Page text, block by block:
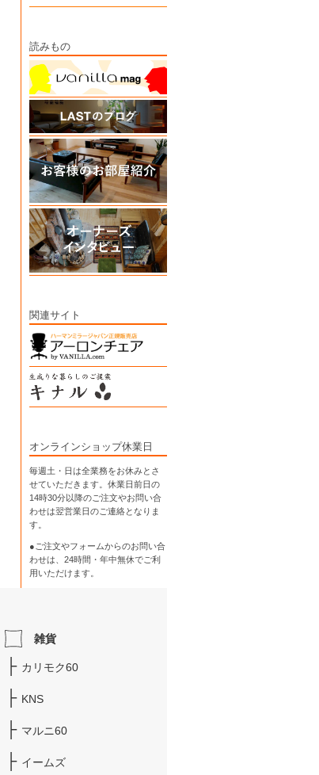
読みもの
関連サイト
オンラインショップ休業日
毎週土・日は全業務をお休みとさ
せていただきます。休業日前日の
14時30分以降のご注文やお問い合
わせは翌営業日のご連絡となりま
す。
●ご注文やフォームからのお問い合
わせは、 24時間・年中無休でご利
用いただけます。
雑貨
カリモク60
KNS
マルニ60
イームズ